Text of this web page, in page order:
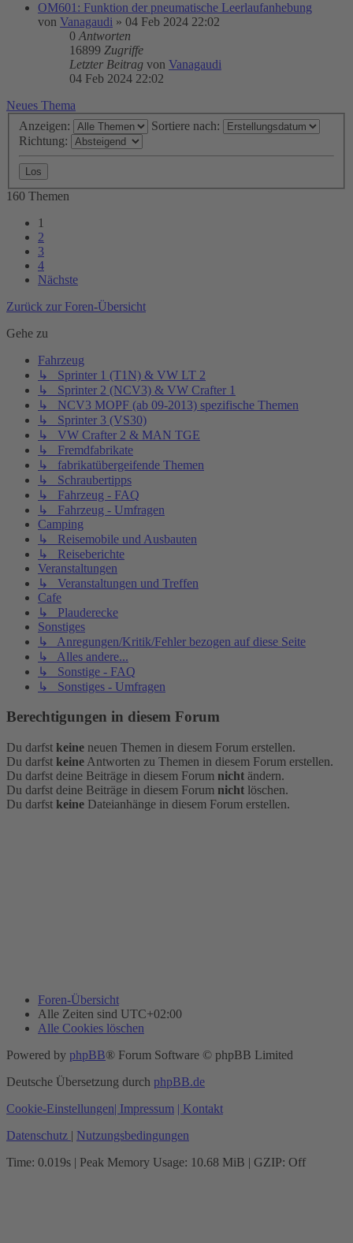
OM601: Funktion der pneumatische Leerlaufanhebung
von Vanagaudi » 04 Feb 2024 22:02
0 Antworten
16899 Zugriffe
Letzter Beitrag von Vanagaudi
04 Feb 2024 22:02
Neues Thema
Anzeigen:
Sortiere nach:
Richtung:
160 Themen
1
2
3
4
Nächste
Zurück zur Foren-Übersicht
Gehe zu
Fahrzeug
↳ Sprinter 1 (T1N) & VW LT 2
↳ Sprinter 2 (NCV3) & VW Crafter 1
↳ NCV3 MOPF (ab 09-2013) spezifische Themen
↳ Sprinter 3 (VS30)
↳ VW Crafter 2 & MAN TGE
↳ Fremdfabrikate
↳ fabrikatübergeifende Themen
↳ Schraubertipps
↳ Fahrzeug - FAQ
↳ Fahrzeug - Umfragen
Camping
↳ Reisemobile und Ausbauten
↳ Reiseberichte
Veranstaltungen
↳ Veranstaltungen und Treffen
Cafe
↳ Plauderecke
Sonstiges
↳ Anregungen/Kritik/Fehler bezogen auf diese Seite
↳ Alles andere...
↳ Sonstige - FAQ
↳ Sonstiges - Umfragen
Berechtigungen in diesem Forum
Du darfst keine neuen Themen in diesem Forum erstellen.
Du darfst keine Antworten zu Themen in diesem Forum erstellen.
Du darfst deine Beiträge in diesem Forum nicht ändern.
Du darfst deine Beiträge in diesem Forum nicht löschen.
Du darfst keine Dateianhänge in diesem Forum erstellen.
Foren-Übersicht
Alle Zeiten sind UTC+02:00
Alle Cookies löschen
Powered by phpBB® Forum Software © phpBB Limited
Deutsche Übersetzung durch phpBB.de
Cookie-Einstellungen| Impressum | Kontakt
Datenschutz | Nutzungsbedingungen
Time: 0.019s | Peak Memory Usage: 10.68 MiB | GZIP: Off